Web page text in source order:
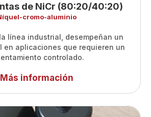
de NiCr (80:20/40:20)
cromo-aluminio
línea industrial, desempeñan un
en aplicaciones que requieren un
controlado.
Más información